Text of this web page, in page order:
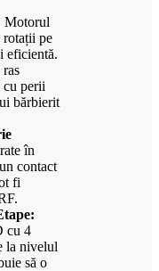
Motorul
rotații pe
eficientă.
cu perii
bărbierit
în
contact
fi
cu 4
la nivelul
să o